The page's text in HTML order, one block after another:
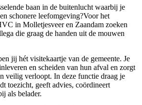
baan in de buitenlucht waarbij je
schonere leefomgeving?Voor het
in Molletjesveer en Zaandam zoeken
die graag de handen uit de mouwen
jij hét visitekaartje van de gemeente. Je
en scheiden van hun afval en zorgt
veilig verloopt. In deze functie draag je
toezicht, geeft advies, coördineert
als belader.